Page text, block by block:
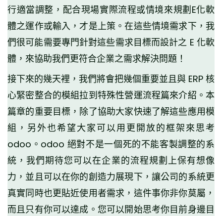
行適當調整，配合現場實際流程或情境來規劃E化軟
體之運作或輸入，才是上策。在這些情境需求下，我
們很可能需要專門針對這些需求目標而設計之 E 化軟
體，來協助我們更符合企業之需求解決問題！
接下來的幾天裡，我們將會把幾個重要並且與 ERP 核
心緊密整合的模組拉到特殊性營運流程篇來介紹。本
篇章的重要目標，除了協助大家快速了解這些應用模
組，另外也希望大家可以用更開放的框架來思考
odoo。odoo 絕對不是一個死的不能客製調整的系
統，我們期待您可以在企業的流程規劃上保有想像
力，並且可以在你的創造力展現下，讓公司的系統更
真實同時也更貼近使用者需求，這件事你非你莫屬，
而且只有你可以達成。您可以開始思考你目前身邊目